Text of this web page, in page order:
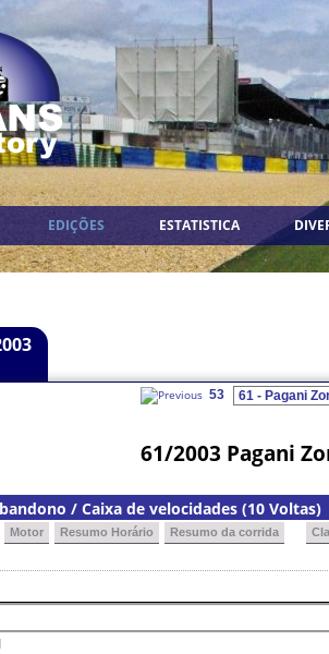
EDIÇÕES ESTATISTICA
53
61/2003 Pagani
/ Caixa de velocidades (10 Voltas)
Motor Resumo Horário Resumo da corrida